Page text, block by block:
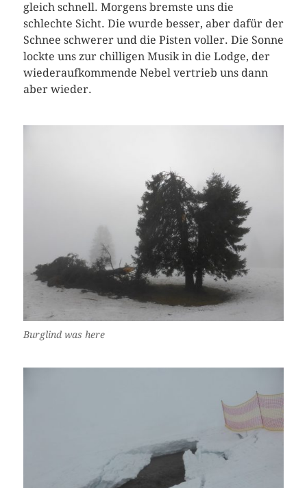
gleich schnell. Morgens bremste uns die
schlechte Sicht. Die wurde besser, aber dafür der
Schnee schwerer und die Pisten voller. Die Sonne
lockte uns zur chilligen Musik in die Lodge, der
wiederaufkommende Nebel vertrieb uns dann
aber wieder.
Burglind was here